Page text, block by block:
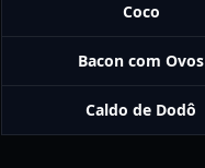
Coco
Bacon com Ovos
Caldo de Dodô